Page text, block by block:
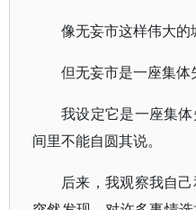
像无妄市这样伟大的
但无妄市是一座集体
我设定它是一座集
间里不能自圆其说。
后来，我观察我自